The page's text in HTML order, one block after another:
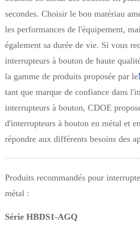
secondes. Choisir le bon matériau
les performances de l'équipement,
également sa durée de vie. Si vous
interrupteurs à bouton de haute
la gamme de produits proposée par le
tant que marque de confiance dans
interrupteurs à bouton, CDOE
d'interrupteurs à bouton en métal et
répondre aux différents besoins des
Produits recommandés pour
métal :
Série HBDS1-AGQ